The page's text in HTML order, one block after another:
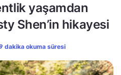
yaşamdan
Shen’in hikayesi
dakika okuma süresi